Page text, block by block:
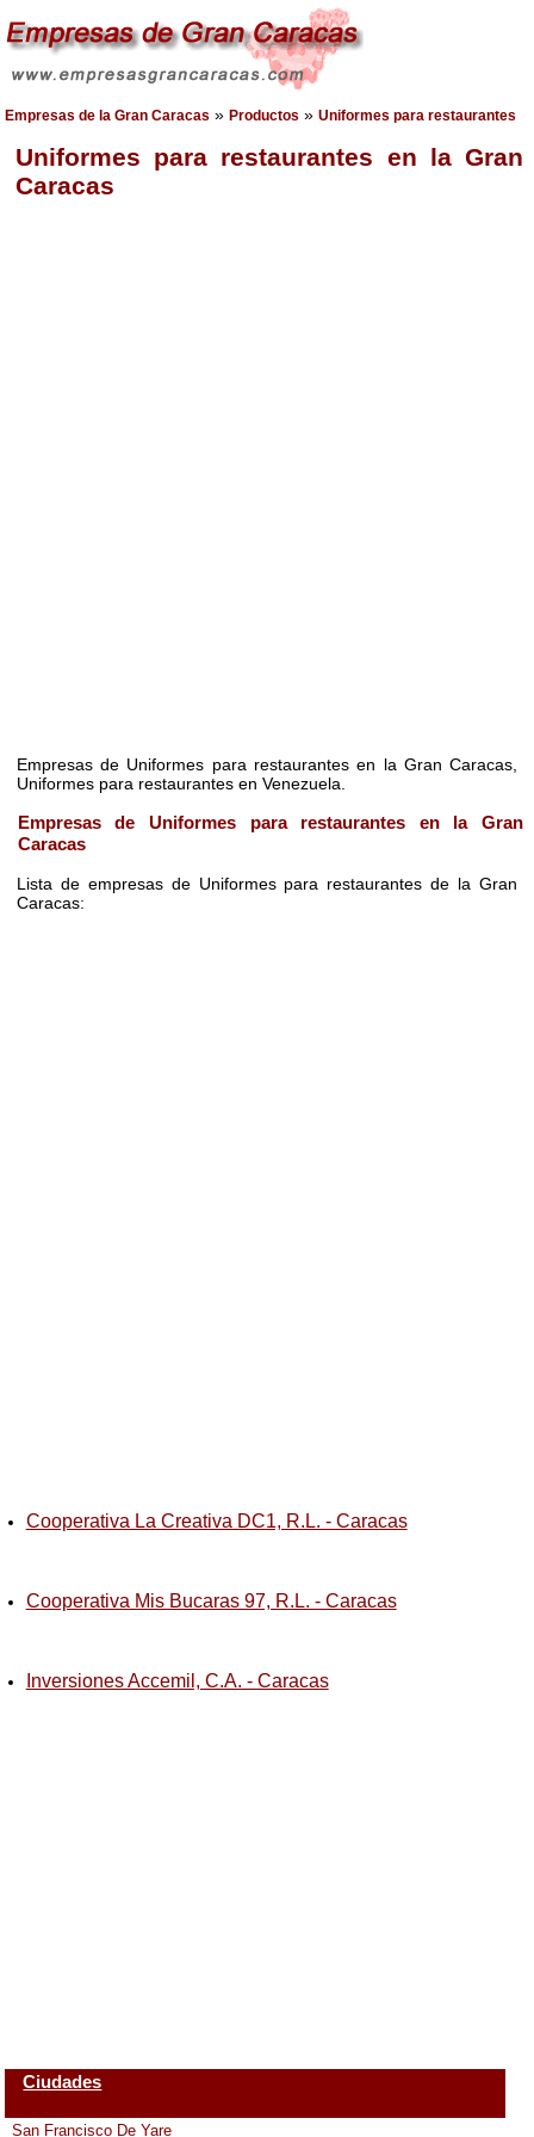
Empresas de la Gran Caracas » Productos » Uniformes para restaurantes
Uniformes para restaurantes en la Gran
Caracas
Empresas de Uniformes para restaurantes en la Gran Caracas,
Uniformes para restaurantes en Venezuela.
Empresas de Uniformes para restaurantes en la Gran
Caracas
Lista de empresas de Uniformes para restaurantes de la Gran
Caracas:
Cooperativa La Creativa DC1, R.L. - Caracas
Cooperativa Mis Bucaras 97, R.L. - Caracas
Inversiones Accemil, C.A. - Caracas
Ciudades
San Francisco De Yare